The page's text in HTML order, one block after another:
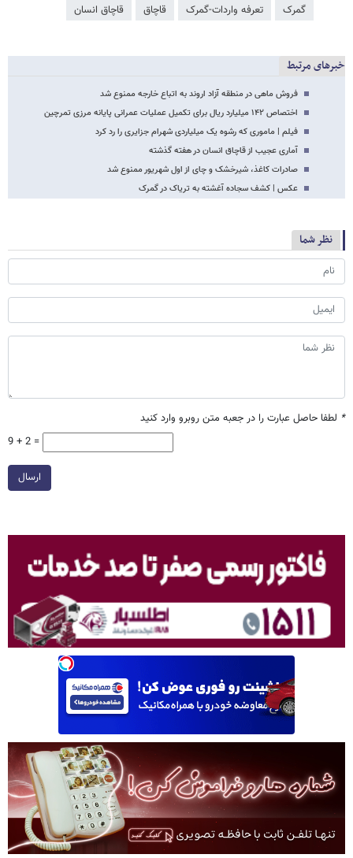
گمرک تعرفه واردات-گمرک قاچاق قاچاق انسان
خبرهای مرتبط
فروش ماهی در منطقه آزاد اروند به اتباع خارجه ممنوع شد
اختصاص ۱۴۲ میلیارد ریال برای تکمیل عملیات عمرانی پایانه مرزی تمرچین
فیلم | ماموری که رشوه یک میلیاردی شهرام جزایری را رد کرد
آماری عجیب از قاچاق انسان در هفته گذشته
صادرات کاغذ، شیرخشک و چای از اول شهریور ممنوع شد
عکس | کشف سجاده آغشته به تریاک در گمرک
نظر شما
* لطفا حاصل عبارت را در جعبه متن روبرو وارد کنید
9 + 2 =
ارسال